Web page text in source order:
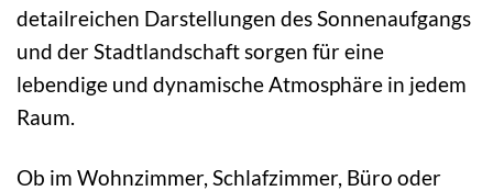
detailreichen Darstellungen des Sonnenaufgangs
und der Stadtlandschaft sorgen für eine
lebendige und dynamische Atmosphäre in jedem
Raum.
Ob im Wohnzimmer, Schlafzimmer, Büro oder